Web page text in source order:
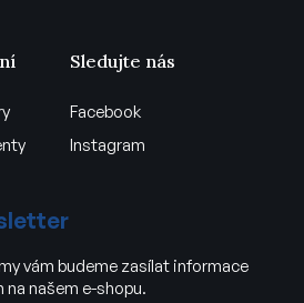
Sledujte nás
Facebook
Instagram
vám budeme zasílat informace
našem e-shopu.